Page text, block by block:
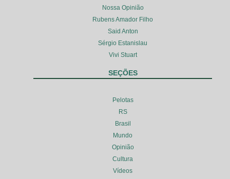
Nossa Opinião
Rubens Amador Filho
Said Anton
Sérgio Estanislau
Vivi Stuart
SEÇÕES
Pelotas
RS
Brasil
Mundo
Opinião
Cultura
Vídeos